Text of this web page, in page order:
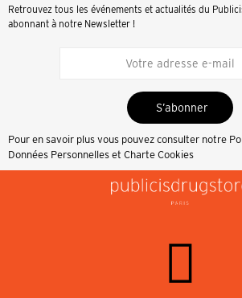
Retrouvez tous les événements et actualités du
abonnant à notre Newsletter !
S’abonner
Pour en savoir plus vous pouvez consulter notre
Données Personnelles et Charte Cookies